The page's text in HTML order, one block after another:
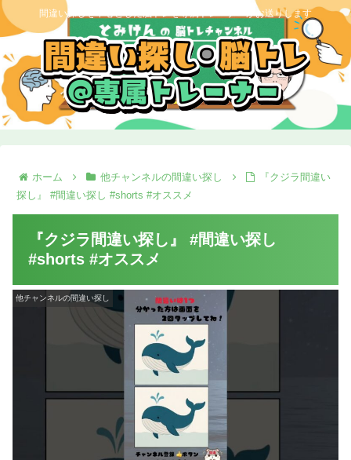
間違い探しを中心とした脳トレを専属トレーナーがお送りします
ホーム 他チャンネルの間違い探し
『クジラ間違い
探し』 #間違い探し #shorts #オススメ
『クジラ間違い探し』 #間違い探し
#shorts #オススメ
他チャンネルの間違い探し